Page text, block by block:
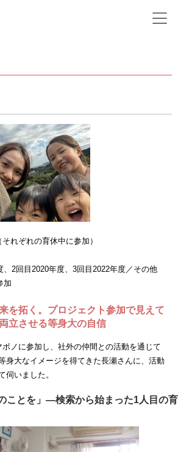
れぞれの育休中に参加）
、2回目2020年度、3回目2022年度／その他
加
を拓く。プロジェクト参加で見えて
立させる等身大の自信
ノに参加し、社外の仲間との活動を通じて
身大なイメージを得てきた長瀬さんに、活動
伺いました。
ことを」―検索から始まった1人目の育